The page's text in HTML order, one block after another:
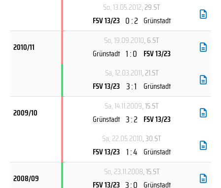
So, 13.05.2012, 29.ST
FSV 13/23 0 : 2 Grünstadt
2010/11
So, 19.09.2010, 6.ST
Grünstadt 1 : 0 FSV 13/23
Sa, 12.03.2011, 21.ST
FSV 13/23 3 : 1 Grünstadt
2009/10
Sa, 14.11.2009, 15.ST
Grünstadt 3 : 2 FSV 13/23
Sa, 22.05.2010, 30.ST
FSV 13/23 1 : 4 Grünstadt
2008/09
So, 23.11.2008, 15.ST
FSV 13/23 3 : 0 Grünstadt